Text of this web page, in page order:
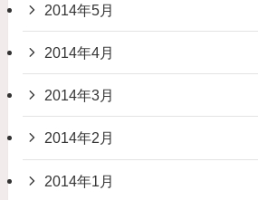
2014年5月
2014年4月
2014年3月
2014年2月
2014年1月